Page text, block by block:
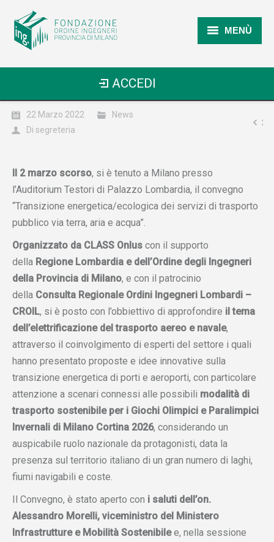
MENÙ
I Prossimi Eventi
Pubblicazioni
FAQ
ACCEDI
22 Marzo 2022
News
Di segreteria
Il 2 marzo scorso, si è tenuto a Milano presso
l’Auditorium Testori di Palazzo Lombardia, il convegno
“Transizione energetica/ecologica dei servizi di trasporto
pubblico via terra, aria e acqua”.
Organizzato da CLASS Onlus con il supporto
della Regione Lombardia e dell’Ordine degli Ingegneri
della Provincia di Milano, e con il patrocinio
della Consulta Regionale Ordini Ingegneri Lombardi –
CROIL, si è posto con l’obbiettivo di approfondire il tema
dell’elettrificazione del trasporto aereo e navale,
attraverso il coinvolgimento di esperti del settore i quali
hanno presentato proposte e idee innovative sulla
transizione energetica di porti e aeroporti, con particolare
attenzione a scenari connessi alle possibili modalità di
trasporto sostenibile per i Giochi Olimpici e Paralimpici
Invernali di Milano Cortina 2026, considerando un
auspicabile ruolo nazionale da protagonisti, data la
presenza sul territorio italiano di un gran numero di laghi,
fiumi navigabili e coste.
Il Convegno, è stato aperto con i saluti dell’on.
Alessandro Morelli, viceministro del Ministero
Infrastrutture e Mobilità Sostenibilee, nella sessione